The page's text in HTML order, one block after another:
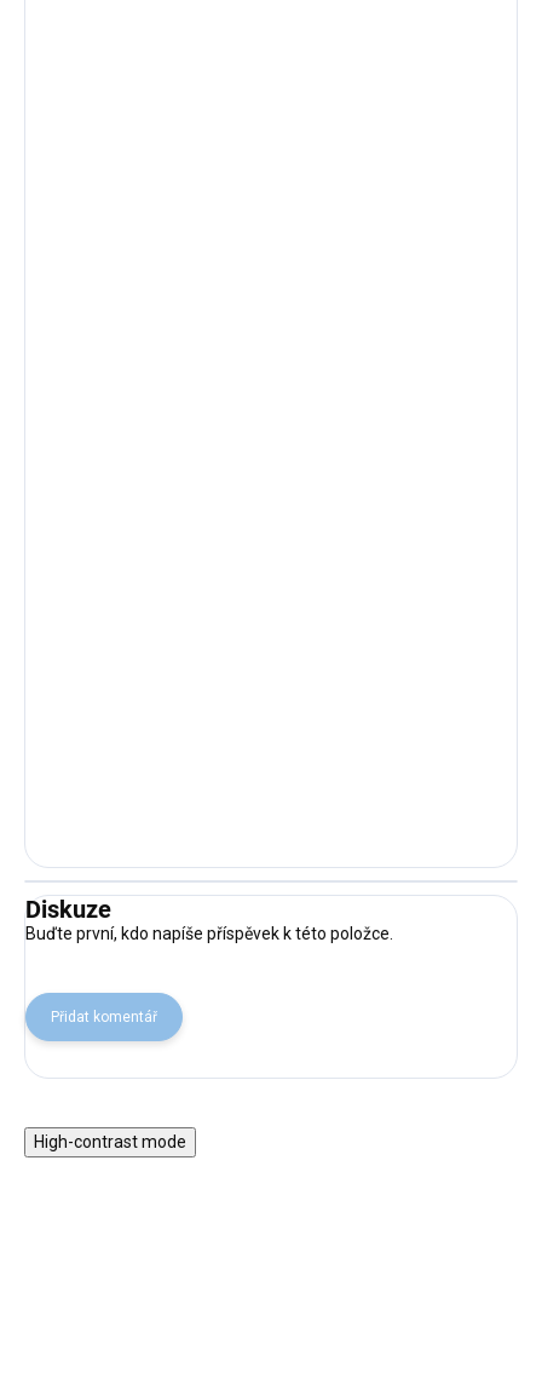
Diskuze
Buďte první, kdo napíše příspěvek k této položce.
Přidat komentář
High-contrast mode